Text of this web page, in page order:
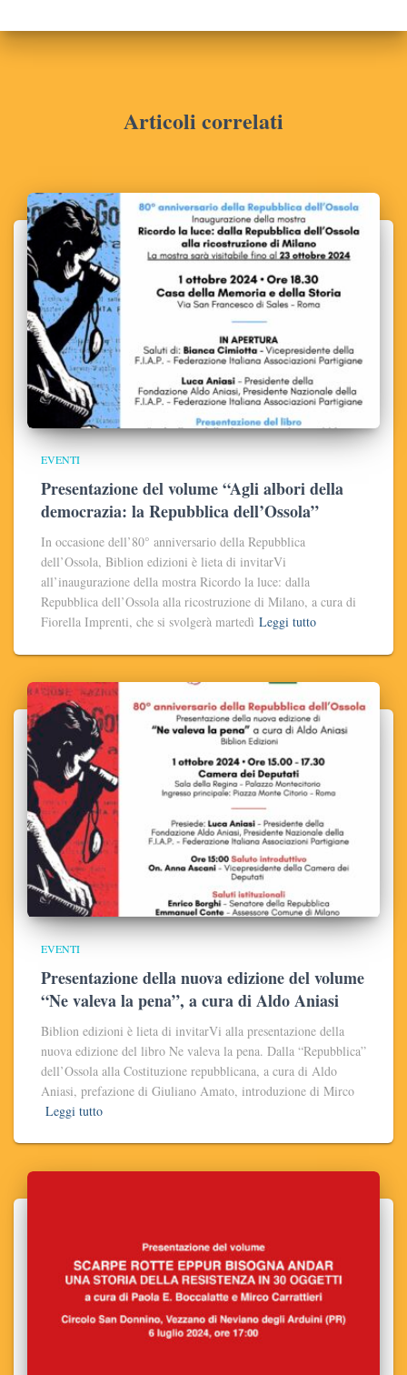
Articoli correlati
EVENTI
Presentazione del volume “Agli albori della
democrazia: la Repubblica dell’Ossola”
In occasione dell’80° anniversario della Repubblica
dell’Ossola, Biblion edizioni è lieta di invitarVi
all’inaugurazione della mostra Ricordo la luce: dalla
Repubblica dell’Ossola alla ricostruzione di Milano, a cura di
Fiorella Imprenti, che si svolgerà martedì Leggi tutto
EVENTI
Presentazione della nuova edizione del volume
“Ne valeva la pena”, a cura di Aldo Aniasi
Biblion edizioni è lieta di invitarVi alla presentazione della
nuova edizione del libro Ne valeva la pena. Dalla “Repubblica”
dell’Ossola alla Costituzione repubblicana, a cura di Aldo
Aniasi, prefazione di Giuliano Amato, introduzione di Mirco
Leggi tutto